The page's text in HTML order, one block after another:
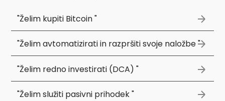
"Želim kupiti Bitcoin "
"Želim avtomatizirati in razpršiti svoje naložbe "
"Želim redno investirati (DCA) "
"Želim služiti pasivni prihodek "